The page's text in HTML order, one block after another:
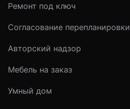
Ремонт под ключ
Согласование перепланировки
Авторский надзор
Мебель на заказ
Умный дом